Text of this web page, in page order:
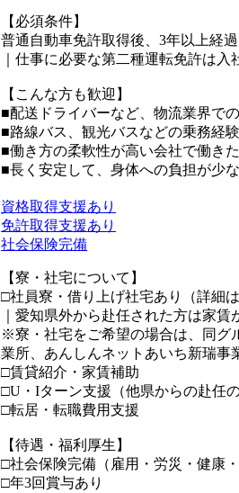
【必須条件】
普通自動車免許取得後、3年以上経
｜仕事に必要な第二種運転免許は
【こんな方も歓迎】
■配送ドライバーなど、物流業界で
■路線バス、観光バスなどの乗務経
■働き方の柔軟性が高い会社で働き
■長く安定して、身体への負担が少
資格取得支援あり
免許取得支援あり
社会保険完備
【寮・社宅について】
□社員寮・借り上げ社宅あり（詳細
｜愛知県外から赴任された方は家賃
※寮・社宅をご希望の場合は、同グ
業所、あんしんネットあいち新瑞事
□賃貸紹介・家賃補助
□U・Iターン支援（他県からの赴任
□転居・転職費用支援
【待遇・福利厚生】
□社会保険完備（雇用・労災・健康・
□年3回賞与あり